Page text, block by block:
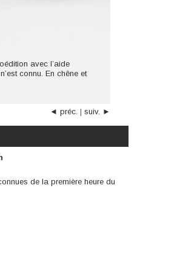
avec l’aide
connu. En chêne et
◄ préc. | suiv. ►
de la première heure du